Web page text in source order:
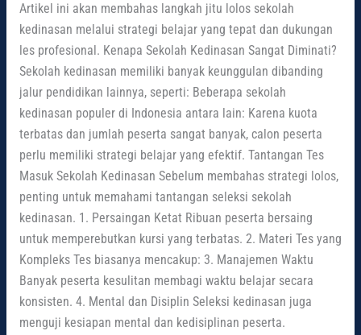
Artikel ini akan membahas langkah jitu lolos sekolah
kedinasan melalui strategi belajar yang tepat dan dukungan
les profesional. Kenapa Sekolah Kedinasan Sangat Diminati?
Sekolah kedinasan memiliki banyak keunggulan dibanding
jalur pendidikan lainnya, seperti: Beberapa sekolah
kedinasan populer di Indonesia antara lain: Karena kuota
terbatas dan jumlah peserta sangat banyak, calon peserta
perlu memiliki strategi belajar yang efektif. Tantangan Tes
Masuk Sekolah Kedinasan Sebelum membahas strategi lolos,
penting untuk memahami tantangan seleksi sekolah
kedinasan. 1. Persaingan Ketat Ribuan peserta bersaing
untuk memperebutkan kursi yang terbatas. 2. Materi Tes yang
Kompleks Tes biasanya mencakup: 3. Manajemen Waktu
Banyak peserta kesulitan membagi waktu belajar secara
konsisten. 4. Mental dan Disiplin Seleksi kedinasan juga
menguji kesiapan mental dan kedisiplinan peserta.